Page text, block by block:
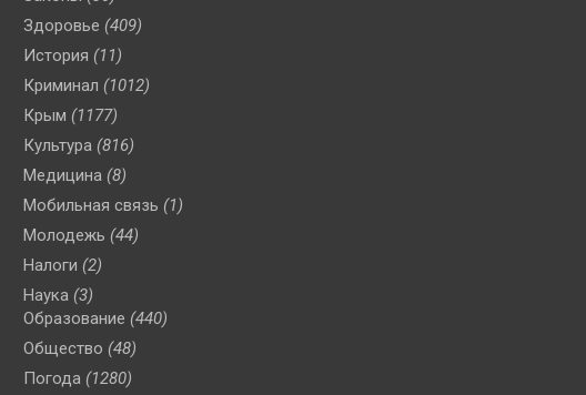
Здоровье (409)
История (11)
Криминал (1012)
Крым (1177)
Культура (816)
Медицина (8)
Мобильная связь (1)
Молодежь (44)
Налоги (2)
Наука (3)
Образование (440)
Общество (48)
Погода (1280)